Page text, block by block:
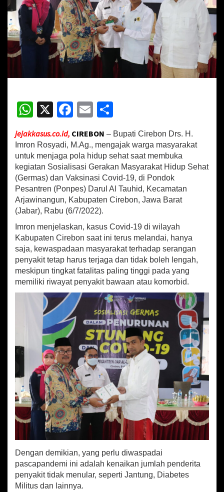
a
l
i
s
a
s
i
m
a
,
u
p
a
t
i
C
i
r
b
n
A
j
a
k
r
a
J
a
g
a
P
o
l
a
u
p
S
W
h
at
sA
p
p
X
Fa
b
o
o
k
E
ai
l
h
ar
e
jejakkasus.co.id, CIREBON – Bupati Cirebon Drs. H.
Imron Rosyadi, M.Ag., mengajak warga masyarakat
untuk menjaga pola hidup sehat saat membuka
kegiatan Sosialisasi Gerakan Masyarakat Hidup Sehat
(Germas) dan Vaksinasi Covid-19, di Pondok
Pesantren (Ponpes) Darul Al Tauhid, Kecamatan
Arjawinangun, Kabupaten Cirebon, Jawa Barat
(Jabar), Rabu (6/7/2022).
Imron menjelaskan, kasus Covid-19 di wilayah
Kabupaten Cirebon saat ini terus melandai, hanya
saja, kewaspadaan masyarakat terhadap serangan
penyakit tetap harus terjaga dan tidak boleh lengah,
meskipun tingkat fatalitas paling tinggi pada yang
memiliki riwayat penyakit bawaan atau komorbid.
Dengan demikian, yang perlu diwaspadai
pascapandemi ini adalah kenaikan jumlah penderita
penyakit tidak menular, seperti Jantung, Diabetes
Militus dan lainnya.